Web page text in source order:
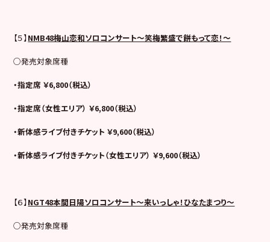
【５】NMB48梅山恋和ソロコンサート～笑梅繁盛で餅もって恋！～
○発売対象席種
・指定席 ￥6,800（税込）
・指定席（女性エリア） ￥6,800（税込）
・新体感ライブ付きチケット ￥9,600（税込）
・新体感ライブ付きチケット（女性エリア） ￥9,600（税込）
【６】NGT48本間日陽ソロコンサート～来いっしゃ！ひなたまつり～
○発売対象席種